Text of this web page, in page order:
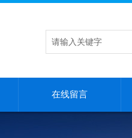
在线留言